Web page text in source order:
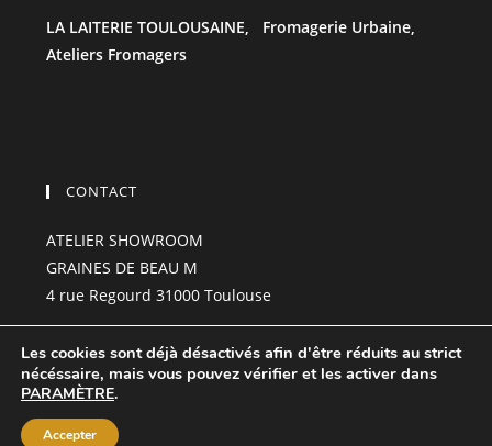
LA LAITERIE TOULOUSAINE, Fromagerie Urbaine,
Ateliers Fromagers
CONTACT
ATELIER SHOWROOM
GRAINES DE BEAU M
4 rue Regourd 31000 Toulouse
grainesdebeau-m@hotmail.com
06.85.23.99.01
Les cookies sont déjà désactivés afin d'être réduits au strict
nécéssaire, mais vous pouvez vérifier et les activer dans
PARAMÈTRE.
Accepter